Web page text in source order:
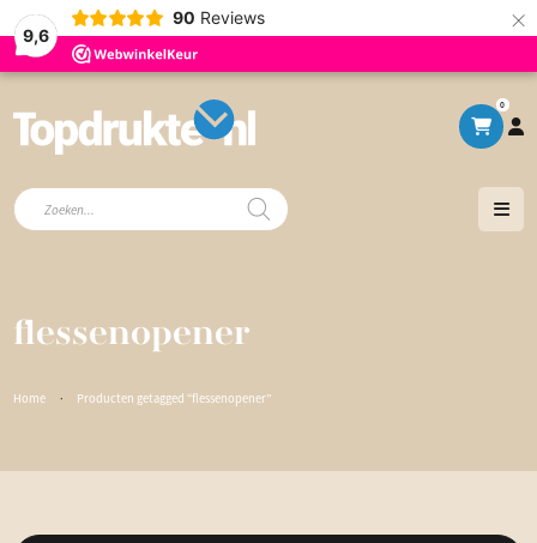
9,6
90 Reviews ×
0
Producten
zoeken
flessenopener
Home · Producten getagged “flessenopener”